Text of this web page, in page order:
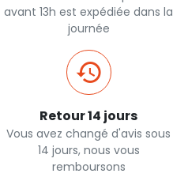
avant 13h est expédiée dans la
journée
Retour 14 jours
Vous avez changé d'avis sous
14 jours, nous vous
remboursons